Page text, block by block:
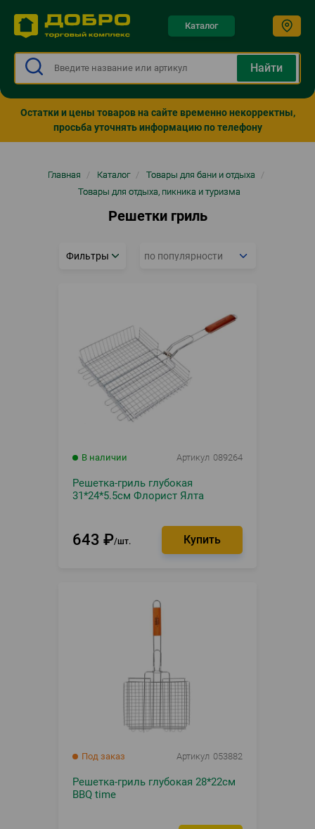
Каталог
Остатки и цены товаров на сайте временно некорректны,
просьба уточнять информацию по телефону
СтрокаГлавная / Каталог / Товары для бани и отдыха
/
Товары для отдыха, пикника и туризма
Решетки гриль
Фильтры
В наличии Артикул 089264
Решетка-гриль глубокая
31*24*5.5см Флорист Ялта
643 ₽ шт.
Под заказ Артикул 053882
Решетка-гриль глубокая 28*22см
BBQ time